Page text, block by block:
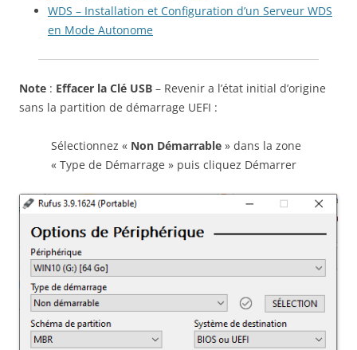
WDS – Installation et Configuration d’un Serveur WDS
en Mode Autonome
Note : Effacer la Clé USB – Revenir a l’état initial d’origine
sans la partition de démarrage UEFI :
Sélectionnez « Non Démarrable » dans la zone
« Type de Démarrage » puis cliquez Démarrer